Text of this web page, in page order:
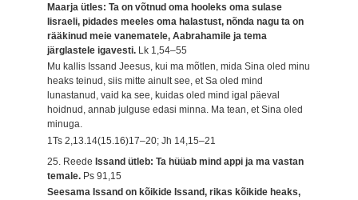
Maarja ütles: Ta on võtnud oma hooleks oma sulase
Iisraeli, pidades meeles oma halastust, nõnda nagu ta on
rääkinud meie vanematele, Aabrahamile ja tema
järglastele igavesti. Lk 1,54–55
Mu kallis Issand Jeesus, kui ma mõtlen, mida Sina oled minu
heaks teinud, siis mitte ainult see, et Sa oled mind
lunastanud, vaid ka see, kuidas oled mind igal päeval
hoidnud, annab julguse edasi minna. Ma tean, et Sina oled
minuga.
1Ts 2,13.14(15.16)17–20; Jh 14,15–21
25. Reede Issand ütleb: Ta hüüab mind appi ja ma vastan
temale. Ps 91,15
Seesama Issand on kõikide Issand, rikas kõikide heaks,